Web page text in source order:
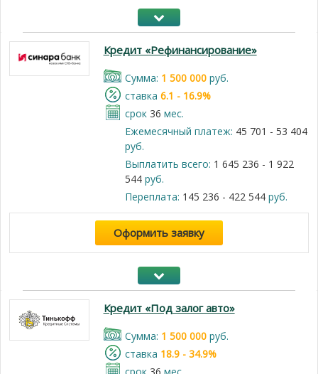
Кредит «Рефинансирование»
Cумма: 1 500 000руб.
cтавка 6.1 - 16.9%
срок 36 мес.
Ежемесячный платеж: 45 701 - 53 404
руб.
Выплатить всего: 1 645 236 - 1 922
544руб.
Переплата: 145 236 - 422 544руб.
Оформить заявку
Кредит «Под залог авто»
Cумма: 1 500 000руб.
cтавка 18.9 - 34.9%